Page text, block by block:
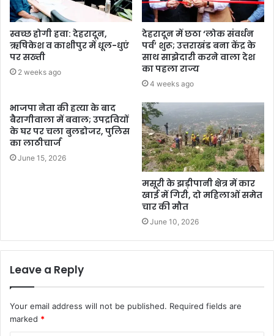
स्वच्छ होगी हवा: देहरादून,
ऋषिकेश व काशीपुर में धूल-धुएं
पर सख्ती
2 weeks ago
देहरादून में छठा ‘लोक संवर्धन
पर्व’ शुरू; उत्तराखंड बना केंद्र के
साथ साझेदारी करने वाला देश
का पहला राज्य
4 weeks ago
भाजपा नेता की हत्या के बाद
बैरागीवाला में बवाल; उपद्रवियों
के घर पर चला बुलडोजर, पुलिस
का लाठीचार्ज
June 15, 2026
मसूरी के झड़ीपानी क्षेत्र में कार
खाई में गिरी, दो महिलाओं समेत
चार की मौत
June 10, 2026
Leave a Reply
Your email address will not be published. Required fields are
marked *